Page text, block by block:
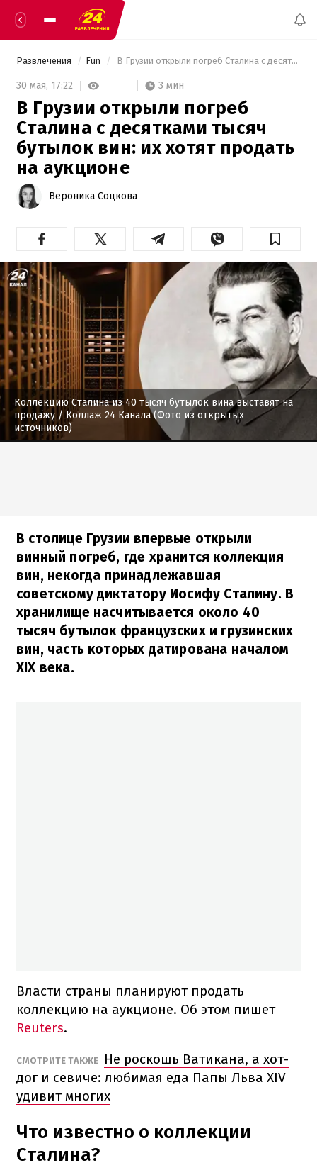
Развлечения Fun В Грузии открыли погреб Сталина с десятками тысяч бутылок вин: их хотят продать на аукционе
30 мая, 17:22 3 мин
В Грузии открыли погреб
Сталина с десятками тысяч
бутылок вин: их хотят продать
на аукционе
Вероника Соцкова
Коллекцию Сталина из 40 тысяч бутылок вина выставят на
продажу / Коллаж 24 Канала (Фото из открытых
источников)
В столице Грузии впервые открыли
винный погреб, где хранится коллекция
вин, некогда принадлежавшая
советскому диктатору Иосифу Сталину. В
хранилище насчитывается около 40
тысяч бутылок французских и грузинских
вин, часть которых датирована началом
XIX века.
Власти страны планируют продать
коллекцию на аукционе. Об этом пишет
Reuters.
СМОТРИТЕ ТАКЖЕ
Не роскошь Ватикана, а хот-
дог и севиче: любимая еда Папы Льва XIV
удивит многих
Что известно о коллекции
Сталина?